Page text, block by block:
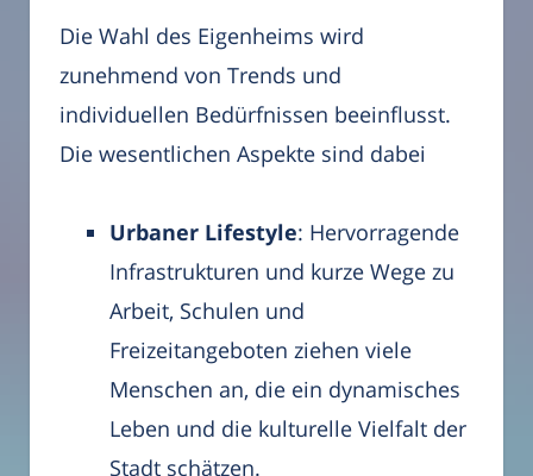
Die Wahl des Eigenheims wird
zunehmend von Trends und
individuellen Bedürfnissen beeinflusst.
Die wesentlichen Aspekte sind dabei
Urbaner Lifestyle: Hervorragende
Infrastrukturen und kurze Wege zu
Arbeit, Schulen und
Freizeitangeboten ziehen viele
Menschen an, die ein dynamisches
Leben und die kulturelle Vielfalt der
Stadt schätzen.